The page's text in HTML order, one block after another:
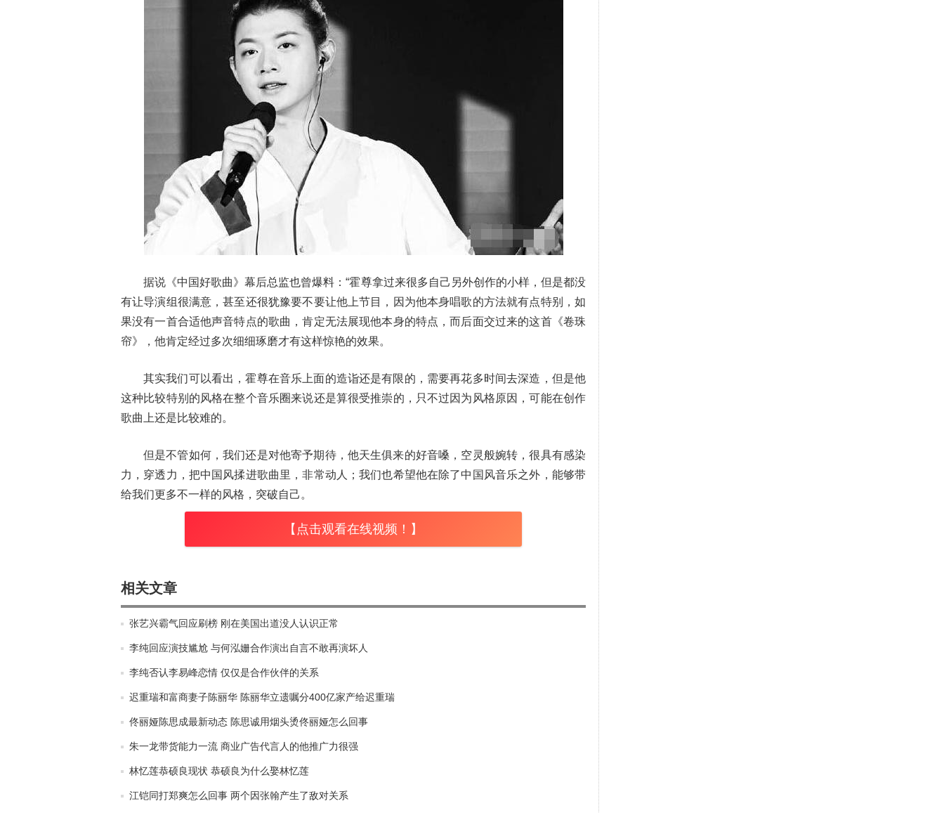
据说《中国好歌曲》幕后总监也曾爆料：“霍尊拿过来很多自己另外创作的小样，但是都没
有让导演组很满意，甚至还很犹豫要不要让他上节目，因为他本身唱歌的方法就有点特别，如
果没有一首合适他声音特点的歌曲，肯定无法展现他本身的特点，而后面交过来的这首《卷珠
帘》，他肯定经过多次细细琢磨才有这样惊艳的效果。
其实我们可以看出，霍尊在音乐上面的造诣还是有限的，需要再花多时间去深造，但是他
这种比较特别的风格在整个音乐圈来说还是算很受推崇的，只不过因为风格原因，可能在创作
歌曲上还是比较难的。
但是不管如何，我们还是对他寄予期待，他天生俱来的好音嗓，空灵般婉转，很具有感染
力，穿透力，把中国风揉进歌曲里，非常动人；我们也希望他在除了中国风音乐之外，能够带
给我们更多不一样的风格，突破自己。
【点击观看在线视频！】
相关文章
张艺兴霸气回应刷榜 刚在美国出道没人认识正常
李纯回应演技尴尬 与何泓姗合作演出自言不敢再演坏人
李纯否认李易峰恋情 仅仅是合作伙伴的关系
迟重瑞和富商妻子陈丽华 陈丽华立遗嘱分400亿家产给迟重瑞
佟丽娅陈思成最新动态 陈思诚用烟头烫佟丽娅怎么回事
朱一龙带货能力一流 商业广告代言人的他推广力很强
林忆莲恭硕良现状 恭硕良为什么娶林忆莲
江铠同打郑爽怎么回事 两个因张翰产生了敌对关系